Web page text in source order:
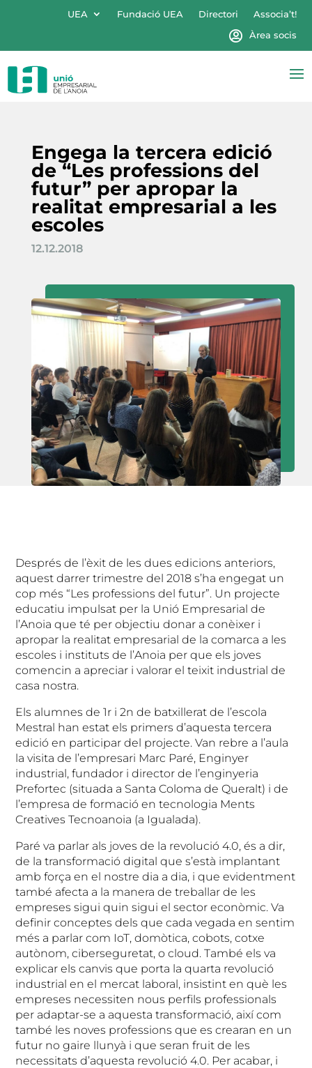
UEA Fundació UEA Directori
Associa’t!
Àrea socis
Engega la tercera edició
de “Les professions del
futur” per apropar la
realitat empresarial a les
escoles
12.12.2018
Després de l’èxit de les dues edicions anteriors,
aquest darrer trimestre del 2018 s’ha engegat un
cop més “Les professions del futur”. Un projecte
educatiu impulsat per la Unió Empresarial de
l’Anoia que té per objectiu donar a conèixer i
apropar la realitat empresarial de la comarca a les
escoles i instituts de l’Anoia per que els joves
comencin a apreciar i valorar el teixit industrial de
casa nostra.
Els alumnes de 1r i 2n de batxillerat de l’escola
Mestral han estat els primers d’aquesta tercera
edició en participar del projecte. Van rebre a l’aula
la visita de l’empresari Marc Paré, Enginyer
industrial, fundador i director de l’enginyeria
Prefortec (situada a Santa Coloma de Queralt) i de
l’empresa de formació en tecnologia Ments
Creatives Tecnoanoia (a Igualada).
Paré va parlar als joves de la revolució 4.0, és a dir,
de la transformació digital que s’està implantant
amb força en el nostre dia a dia, i que evidentment
també afecta a la manera de treballar de les
empreses sigui quin sigui el sector econòmic. Va
definir conceptes dels que cada vegada en sentim
més a parlar com IoT, domòtica, cobots, cotxe
autònom, ciberseguretat, o cloud. També els va
explicar els canvis que porta la quarta revolució
industrial en el mercat laboral, insistint en què les
empreses necessiten nous perfils professionals
per adaptar-se a aquesta transformació, així com
també les noves professions que es crearan en un
futur no gaire llunyà i que seran fruit de les
necessitats d’aquesta revolució 4.0. Per acabar, i